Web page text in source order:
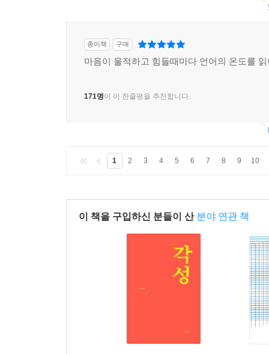
종이책 구매
마음이 울적하고 힘들때마다 언어의 온도를
171명이 이 한줄평을 추천합니다.
1 2 3 4 5 6 7 8 9 10
이 책을 구입하신 분들이 산 분야 연관 책